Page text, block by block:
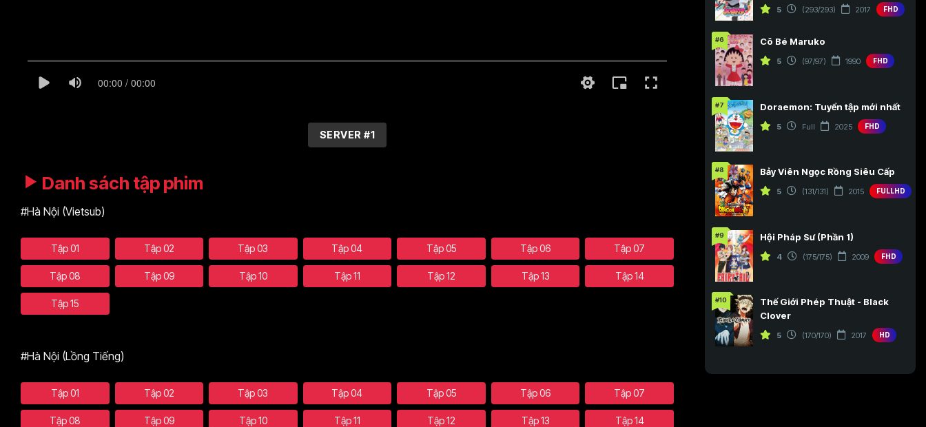
00:00 / 00:00
SERVER #1
Danh sách tập phim
#Hà Nội (Vietsub)
Tập 01 Tập 02 Tập 03 Tập 04 Tập 05 Tập 06 Tập 07
Tập 08 Tập 09 Tập 10 Tập 11 Tập 12 Tập 13 Tập 14
Tập 15
#Hà Nội (Lồng Tiếng)
Tập 01 Tập 02 Tập 03 Tập 04 Tập 05 Tập 06 Tập 07
Tập 08 Tập 09 Tập 10 Tập 11 Tập 12 Tập 13 Tập 14
5 (293/293) 2017 FHD
#6 Cô Bé Maruko
5 (97/97) 1990 FHD
#7 Doraemon: Tuyển tập mới nhất
5 Full 2025 FHD
#8 Bảy Viên Ngọc Rồng Siêu Cấp
5 (131/131) 2015 FULLHD
#9 Hội Pháp Sư (Phần 1)
4 (175/175) 2009 FHD
#10
Thế Giới Phép Thuật - Black
Clover
5 (170/170) 2017 HD